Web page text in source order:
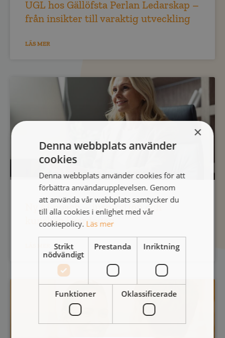
UGL hos Gällöfsta Perlan Ledarskap –
från insikter till varaktig utveckling
LÄS MER
Ny AI-coach – inspiration och
kunskap i vardagen
×
Denna webbplats använder
cookies
Denna webbplats använder cookies för att
förbättra användarupplevelsen. Genom
att använda vår webbplats samtycker du
till alla cookies i enlighet med vår
cookiepolicy. Läs mer
Strikt
nödvändigt
Prestanda Inriktning
Funktioner Oklassificerade